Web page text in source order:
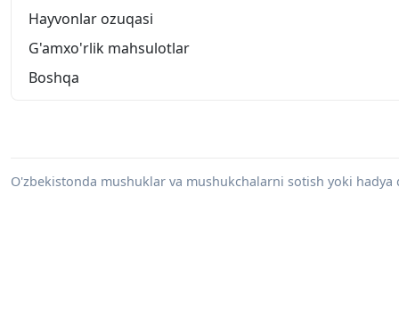
Hayvonlar ozuqasi
G'amxo'rlik mahsulotlar
Boshqa
O'zbekistonda mushuklar va mushukchalarni sotish yoki